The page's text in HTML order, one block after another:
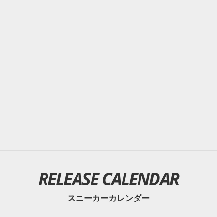
RELEASE CALENDAR
スニーカーカレンダー